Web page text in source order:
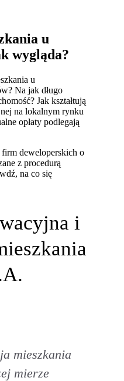
u
wygląda?
u
Na jak długo
Jak kształtują
na lokalnym rynku
opłaty podlegają
deweloperskich o
z procedurą
na co się
i
mieszkania
mierze